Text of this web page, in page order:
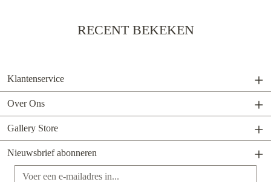
RECENT BEKEKEN
Klantenservice
Over Ons
Gallery Store
Nieuwsbrief abonneren
E-mailadres*